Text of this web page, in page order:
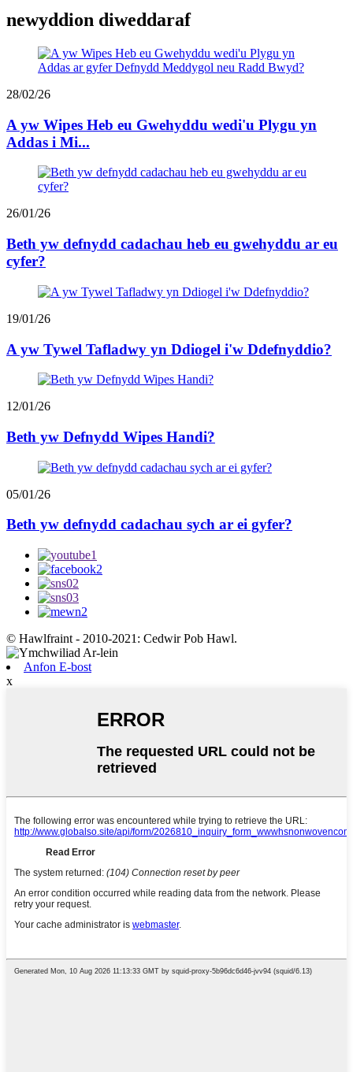
newyddion diweddaraf
28/02/26
A yw Wipes Heb eu Gwehyddu wedi'u Plygu yn
Addas i Mi...
26/01/26
Beth yw defnydd cadachau heb eu gwehyddu ar eu
cyfer?
19/01/26
A yw Tywel Tafladwy yn Ddiogel i'w Ddefnyddio?
12/01/26
Beth yw Defnydd Wipes Handi?
05/01/26
Beth yw defnydd cadachau sych ar ei gyfer?
© Hawlfraint - 2010-2021: Cedwir Pob Hawl.
Anfon E-bost
x